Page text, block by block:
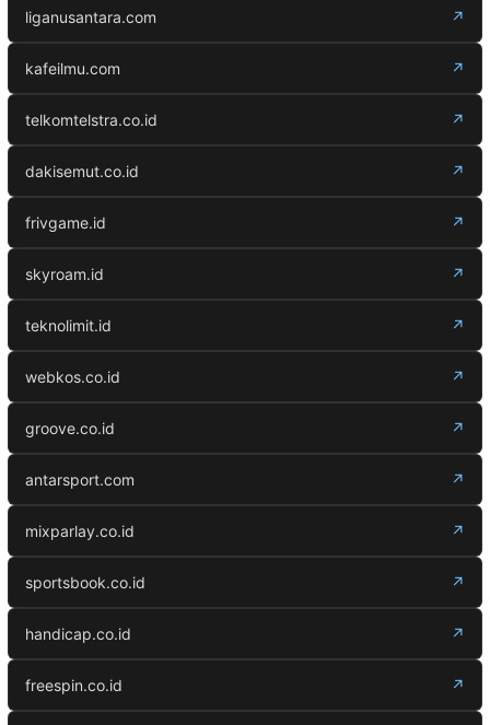
liganusantara.com ↗
kafeilmu.com ↗
telkomtelstra.co.id ↗
dakisemut.co.id ↗
frivgame.id ↗
skyroam.id ↗
teknolimit.id ↗
webkos.co.id ↗
groove.co.id ↗
antarsport.com ↗
mixparlay.co.id ↗
sportsbook.co.id ↗
handicap.co.id ↗
freespin.co.id ↗